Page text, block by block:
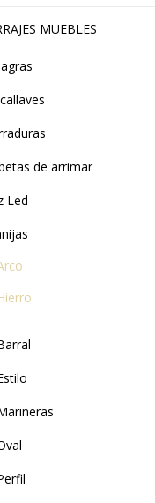
MUEBLES
de arrimar
Led